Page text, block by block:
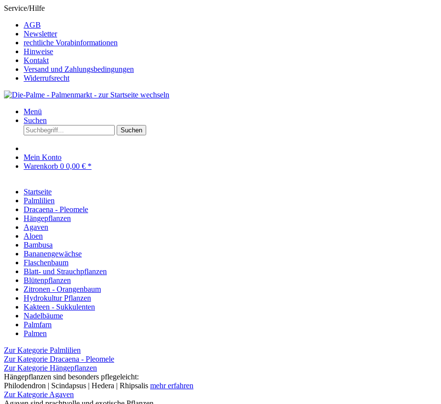
Service/Hilfe
AGB
Newsletter
rechtliche Vorabinformationen
Hinweise
Kontakt
Versand und Zahlungsbedingungen
Widerrufsrecht
Menü
Suchen
Suchen
Mein Konto
Warenkorb 0 0,00 € *
Startseite
Palmlilien
Dracaena - Pleomele
Hängepflanzen
Agaven
Aloen
Bambusa
Bananengewächse
Flaschenbaum
Blatt- und Strauchpflanzen
Blütenpflanzen
Zitronen - Orangenbaum
Hydrokultur Pflanzen
Kakteen - Sukkulenten
Nadelbäume
Palmfarn
Palmen
Zur Kategorie Palmlilien
Zur Kategorie Dracaena - Pleomele
Zur Kategorie Hängepflanzen
Hängepflanzen sind besonders pflegeleicht:
Philodendron | Scindapsus | Hedera | Rhipsalis mehr erfahren
Zur Kategorie Agaven